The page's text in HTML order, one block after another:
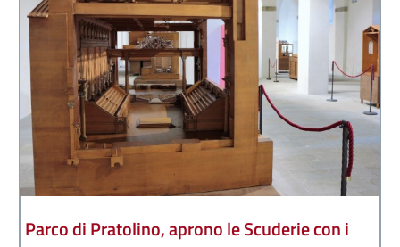
Parco di Pratolino, aprono le Scuderie con i